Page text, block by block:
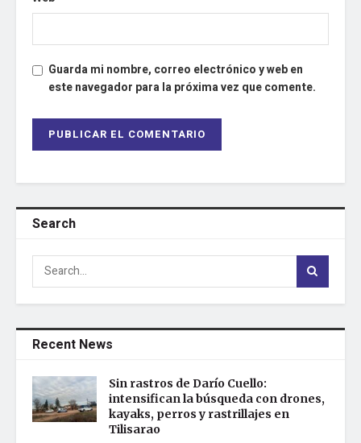
Guarda mi nombre, correo electrónico y web en
este navegador para la próxima vez que comente.
Search
Recent News
Sin rastros de Darío Cuello:
intensifican la búsqueda con drones,
kayaks, perros y rastrillajes en
Tilisarao